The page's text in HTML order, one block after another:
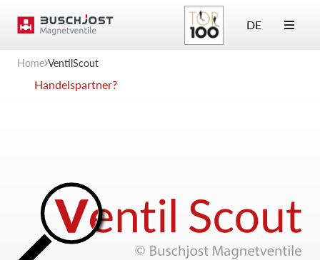
DE
Home VentilScout
Handelspartner?